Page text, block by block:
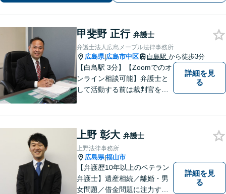
甲斐野 正行 弁護士
弁護士法人広島メープル法律事務所
広島県|広島市中区 白島駅 から徒歩3分
【白鳥駅 3分】【Zoomでのオ
ンライン相談可能】弁護士と
して活動する前は裁判官を務
と思っています。少しでも何
か気になることがありました
ら、お気軽にご相談くださ
い。
詳細を見
る
上野 彰大 弁護士
上野法律事務所
広島県|福山市
【弁護歴10年以上のベテラン
弁護士】遺産相続／離婚・男
女問題／借金問題に注力する
詳細を見
る